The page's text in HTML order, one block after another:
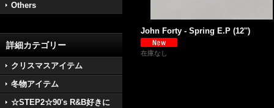
Others
詳細カテゴリー
クリスマスアイテム
冬物アイテム
☆STEP2☆90's R&B好きに
John Forty - Spring E.P (12'')
在庫なし